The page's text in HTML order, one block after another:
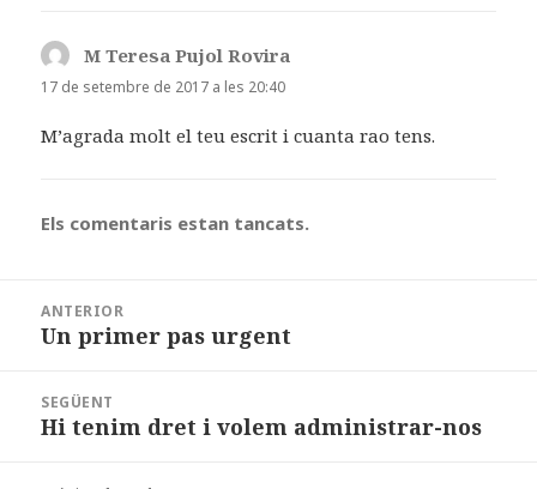
M Teresa Pujol Rovira
17 de setembre de 2017 a les 20:40
M’agrada molt el teu escrit i cuanta rao tens.
Els comentaris estan tancats.
d'entrades
ANTERIOR
Entrada
Un primer pas urgent
SEGÜENT
Entrada
Hi tenim dret i volem administrar-nos